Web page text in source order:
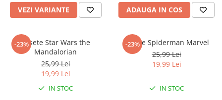
VEZI VARIANTE ADAUGA IN COS
-23%Sosete Star Wars the
Mandalorian
25,99 Lei
19,99 Lei
IN STOC
-23%
Sosete Spiderman Marvel
25,99 Lei
19,99 Lei
IN STOC